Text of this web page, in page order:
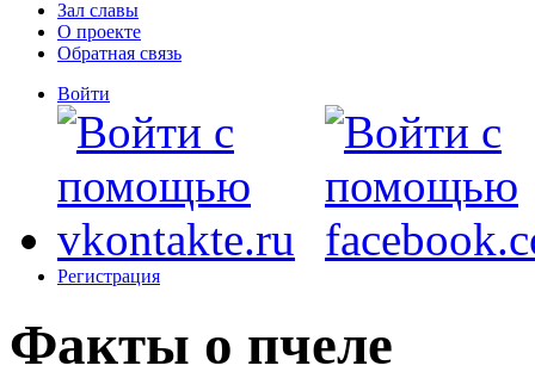
Зал славы
О проекте
Обратная связь
Войти
Регистрация
Факты о пчеле